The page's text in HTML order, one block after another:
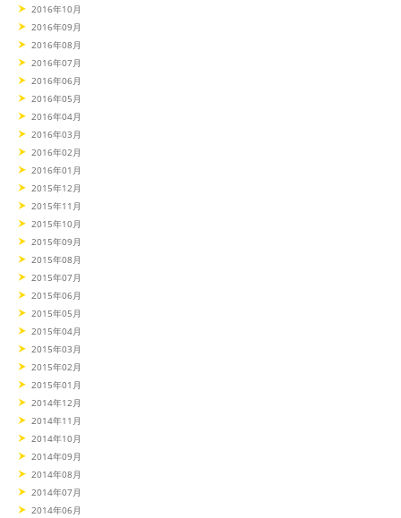
2016年10月
2016年09月
2016年08月
2016年07月
2016年06月
2016年05月
2016年04月
2016年03月
2016年02月
2016年01月
2015年12月
2015年11月
2015年10月
2015年09月
2015年08月
2015年07月
2015年06月
2015年05月
2015年04月
2015年03月
2015年02月
2015年01月
2014年12月
2014年11月
2014年10月
2014年09月
2014年08月
2014年07月
2014年06月